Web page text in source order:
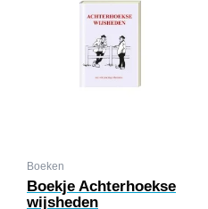
Boeken
Boekje Achterhoekse
wijsheden